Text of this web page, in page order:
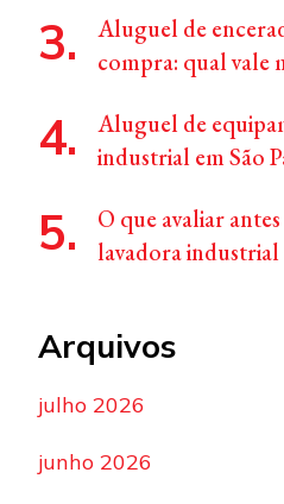
Aluguel de
compra: qual vale
Aluguel de
industrial em São
O que avaliar
lavadora industrial
Arquivos
julho 2026
junho 2026